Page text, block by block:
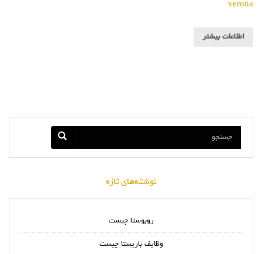
verona
اطلاعات بیشتر
نوشته‌های تازه
روبوستا چیست
وظایف باریستا چیست